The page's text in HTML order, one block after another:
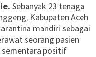
Sebanyak 23 tenaga
Kabupaten Aceh
mandiri sebagai
seorang pasien
sementara positif